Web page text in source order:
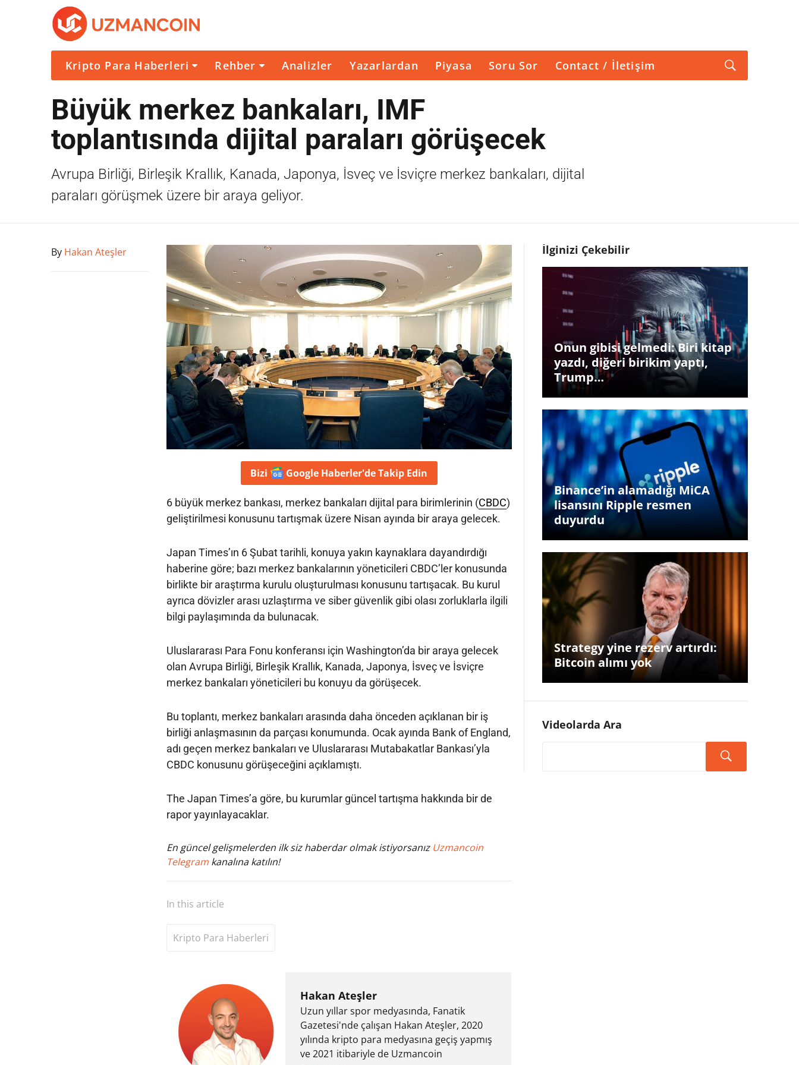
Kripto Para Haberleri Rehber Analizler Yazarlardan Piyasa Soru Sor Contact / İletişim
Büyük merkez bankaları, IMF
toplantısında dijital paraları görüşecek
Avrupa Birliği, Birleşik Krallık, Kanada, Japonya, İsveç ve İsviçre merkez bankaları, dijital
paraları görüşmek üzere bir araya geliyor.
By Hakan Ateşler
Bizi Google Haberler'deTakip Edin
6 büyük merkez bankası, merkez bankaları dijital para birimlerinin (CBDC)
geliştirilmesi konusunu tartışmak üzere Nisan ayında bir araya gelecek.
Japan Times’ın 6 Şubat tarihli, konuya yakın kaynaklara dayandırdığı
haberine göre; bazı merkez bankalarının yöneticileri CBDC’ler konusunda
birlikte bir araştırma kurulu oluşturulması konusunu tartışacak. Bu kurul
ayrıca dövizler arası uzlaştırma ve siber güvenlik gibi olası zorluklarla ilgili
bilgi paylaşımında da bulunacak.
Uluslararası Para Fonu konferansı için Washington’da bir araya gelecek
olan Avrupa Birliği, Birleşik Krallık, Kanada, Japonya, İsveç ve İsviçre
merkez bankaları yöneticileri bu konuyu da görüşecek.
Bu toplantı, merkez bankaları arasında daha önceden açıklanan bir iş
birliği anlaşmasının da parçası konumunda. Ocak ayında Bank of England,
adı geçen merkez bankaları ve Uluslararası Mutabakatlar Bankası’yla
CBDC konusunu görüşeceğini açıklamıştı.
The Japan Times’a göre, bu kurumlar güncel tartışma hakkında bir de
rapor yayınlayacaklar.
En güncel gelişmelerden ilk siz haberdar olmak istiyorsanız Uzmancoin
Telegram kanalına katılın!
In this article
Kripto Para Haberleri
Hakan Ateşler
Uzun yıllar spor medyasında, Fanatik
Gazetesi'nde çalışan Hakan Ateşler, 2020
yılında kripto para medyasına geçiş yapmış
ve 2021 itibariyle de Uzmancoin
İlginizi Çekebilir
Onun gibisi gelmedi: Biri kitap
yazdı, diğeri birikim yaptı,
Trump…
Binance’in alamadığı MiCA
lisansını Ripple resmen
duyurdu
Strategy yine rezerv artırdı:
Bitcoin alımı yok
Videolarda Ara